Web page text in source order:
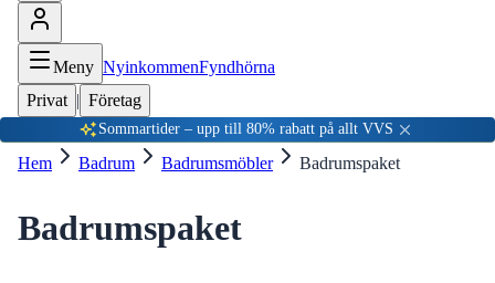
Meny NyinkommenFyndhörna
Privat | Företag
Sommartider – upp till 80% rabatt på allt VVS
Hem Badrum Badrumsmöbler Badrumspaket
Badrumspaket